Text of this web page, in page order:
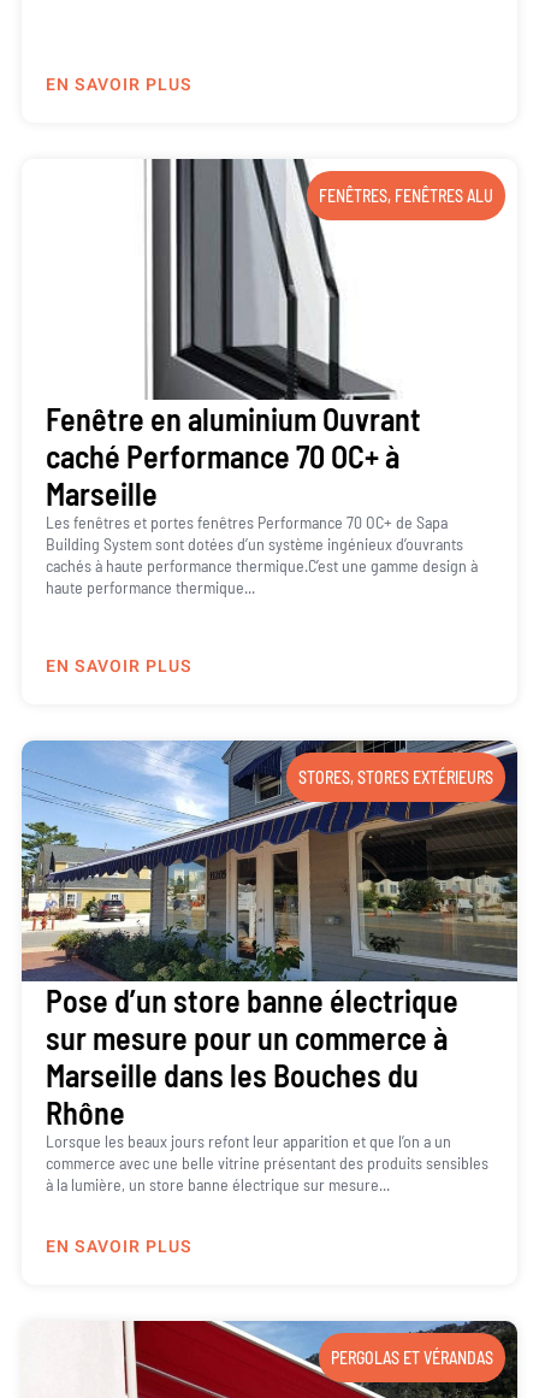
EN SAVOIR PLUS
FENÊTRES, FENÊTRES ALU
Fenêtre en aluminium Ouvrant
caché Performance 70 OC+ à
Marseille
Les fenêtres et portes fenêtres Performance 70 OC+ de Sapa
Building System sont dotées d’un système ingénieux d’ouvrants
cachés à haute performance thermique.C’est une gamme design à
haute performance thermique...
EN SAVOIR PLUS
STORES,STORES EXTÉRIEURS
Pose d’un store banne électrique
sur mesure pour un commerce à
Marseille dans les Bouches du
Rhône
Lorsque les beaux jours refont leur apparition et que l’on a un
commerce avec une belle vitrine présentant des produits sensibles
à la lumière, un store banne électrique sur mesure...
EN SAVOIR PLUS
PERGOLAS ET VÉRANDAS